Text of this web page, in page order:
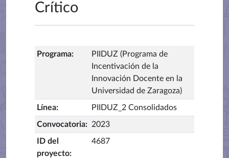
Crítico
Programa:
PIIDUZ (Programa de
Incentivación de la
Innovación Docente en la
Universidad de Zaragoza)
Línea: PIIDUZ_2 Consolidados
Convocatoria: 2023
ID del
proyecto:
4687